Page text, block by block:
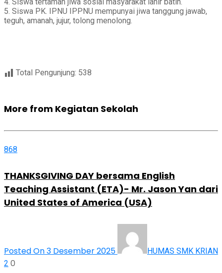
5. Siswa PK. IPNU IPPNU mempunyai jiwa tanggung jawab,
teguh, amanah, jujur, tolong menolong.
Total Pengunjung: 538
More from Kegiatan Sekolah
868
THANKSGIVING DAY bersama English
Teaching Assistant (ETA)- Mr. Jason Yan dari
United States of America (USA)
Posted On 3 Desember 2025
HUMAS SMK KRIAN
2 0